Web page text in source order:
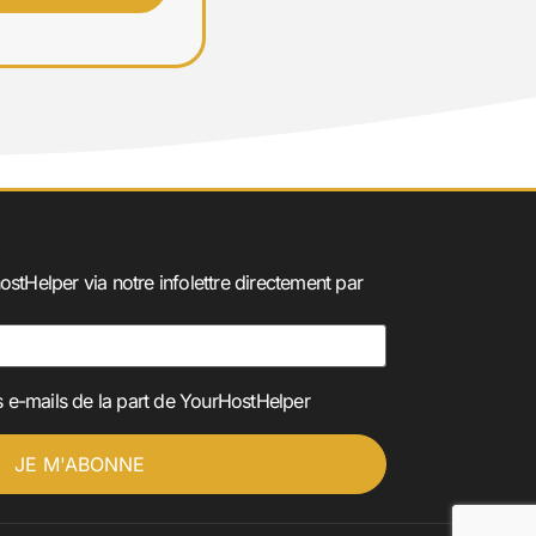
via notre infolettre directement par
e-mails de la part de YourHostHelper